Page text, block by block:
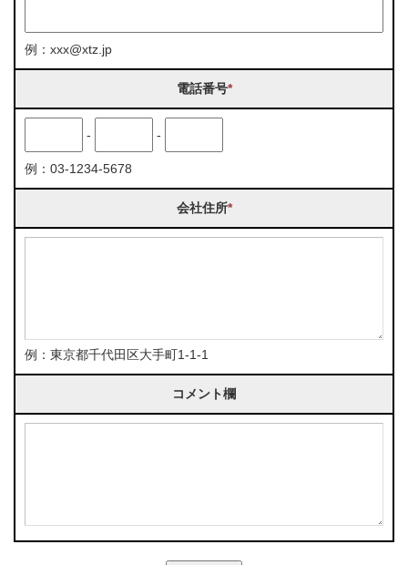
例：xxx@xtz.jp
電話番号*
- -
例：03-1234-5678
会社住所*
例：東京都千代田区大手町1-1-1
コメント欄